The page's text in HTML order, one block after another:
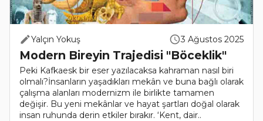
Yalçın Yokuş 3 Ağustos 2025
Modern Bireyin Trajedisi "Böceklik"
Peki Kafkaesk bir eser yazılacaksa kahraman nasıl biri
olmalı?İnsanların yaşadıkları mekân ve buna bağlı olarak
çalışma alanları modernizm ile birlikte tamamen
değişir. Bu yeni mekânlar ve hayat şartları doğal olarak
insan ruhunda derin etkiler bırakır. ‘Kent, dair..